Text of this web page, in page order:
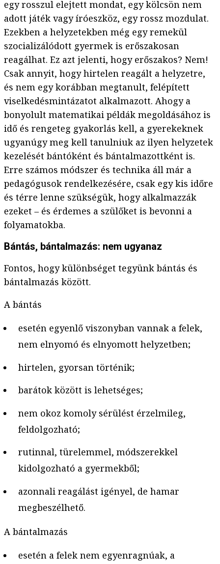
egy rosszul elejtett mondat, egy kölcsön nem
adott játék vagy íróeszköz, egy rossz mozdulat.
Ezekben a helyzetekben még egy remekül
szocializálódott gyermek is erőszakosan
reagálhat. Ez azt jelenti, hogy erőszakos? Nem!
Csak annyit, hogy hirtelen reagált a helyzetre,
és nem egy korábban megtanult, felépített
viselkedésmintázatot alkalmazott. Ahogy a
bonyolult matematikai példák megoldásához is
idő és rengeteg gyakorlás kell, a gyerekeknek
ugyanúgy meg kell tanulniuk az ilyen helyzetek
kezelését bántóként és bántalmazottként is.
Erre számos módszer és technika áll már a
pedagógusok rendelkezésére, csak egy kis időre
és térre lenne szükségük, hogy alkalmazzák
ezeket – és érdemes a szülőket is bevonni a
folyamatokba.
Bántás, bántalmazás: nem ugyanaz
Fontos, hogy különbséget tegyünk bántás és
bántalmazás között.
A bántás
esetén egyenlő viszonyban vannak a felek,
nem elnyomó és elnyomott helyzetben;
hirtelen, gyorsan történik;
barátok között is lehetséges;
nem okoz komoly sérülést érzelmileg,
feldolgozható;
rutinnal, türelemmel, módszerekkel
kidolgozható a gyermekből;
azonnali reagálást igényel, de hamar
megbeszélhető.
A bántalmazás
esetén a felek nem egyenragnúak, a